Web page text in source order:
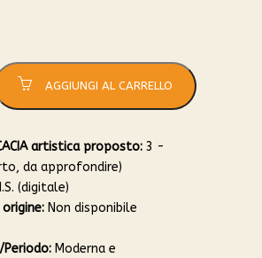
AGGIUNGI AL CARRELLO
artistica proposto: 3 -
da approfondire)
(digitale)
Non disponibile
Moderna e